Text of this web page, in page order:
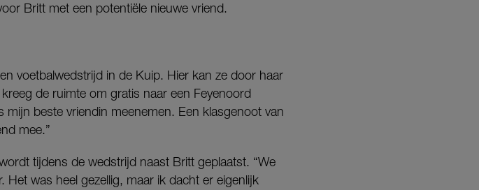
Britt met een potentiële nieuwe vriend.
voetbalwedstrijd in de Kuip. Hier kan ze door haar
de ruimte om gratis naar een Feyenoord
beste vriendin meenemen. Een klasgenoot van
mee.”
tijdens de wedstrijd naast Britt geplaatst. “We
was heel gezellig, maar ik dacht er eigenlijk